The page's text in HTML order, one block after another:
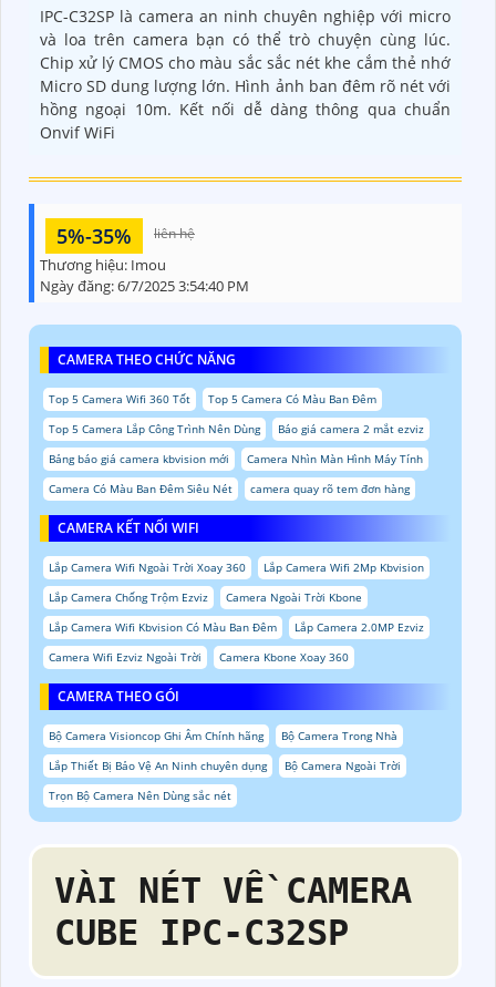
IPC-C32SP là camera an ninh chuyên nghiệp với micro
và loa trên camera bạn có thể trò chuyện cùng lúc.
Chip xử lý CMOS cho màu sắc sắc nét khe cắm thẻ nhớ
Micro SD dung lượng lớn. Hình ảnh ban đêm rõ nét với
hồng ngoại 10m. Kết nối dễ dàng thông qua chuẩn
Onvif WiFi
5%-35% liên hệ
Thương hiệu: Imou
Ngày đăng:6/7/2025 3:54:40 PM
CAMERA THEO CHỨC NĂNG
Top 5 Camera Wifi 360 Tốt
Top 5 Camera Có Màu Ban Đêm
Top 5 Camera Lắp Công Trình Nên Dùng
Báo giá camera 2 mắt ezviz
Bảng báo giá camera kbvision mới
Camera Nhìn Màn Hình Máy Tính
Camera Có Màu Ban Đêm Siêu Nét
camera quay rõ tem đơn hàng
CAMERA KẾT NỐI WIFI
Lắp Camera Wifi Ngoài Trời Xoay 360
Lắp Camera Wifi 2Mp Kbvision
Lắp Camera Chống Trộm Ezviz
Camera Ngoài Trời Kbone
Lắp Camera Wifi Kbvision Có Màu Ban Đêm
Lắp Camera 2.0MP Ezviz
Camera Wifi Ezviz Ngoài Trời
Camera Kbone Xoay 360
CAMERA THEO GÓI
Bộ Camera Visioncop Ghi Âm Chính hãng
Bộ Camera Trong Nhà
Lắp Thiết Bị Bảo Vệ An Ninh chuyên dụng
Bộ Camera Ngoài Trời
Trọn Bộ Camera Nên Dùng sắc nét
VÀI NÉT VỀ CAMERA
CUBE IPC-C32SP